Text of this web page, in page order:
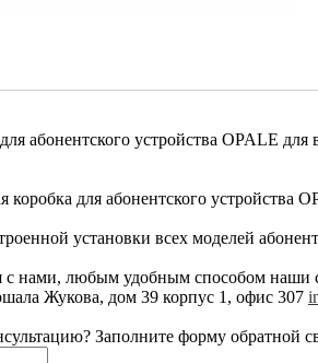
абонентского устройства OPALE для
для абонентского устройства
установки всех моделей
с нами, любым удобным cпособом наши
Жукова, дом 39 корпус 1, офис 307
Заполните форму обратной